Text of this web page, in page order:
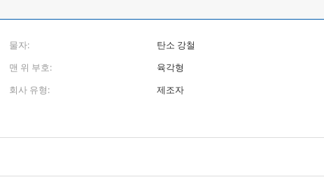
물자:
탄소 강철
맨 위 부호:
육각형
회사 유형:
제조자